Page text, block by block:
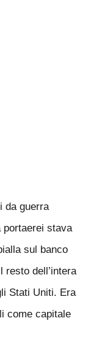
da guerra
portaerei stava
sul banco
resto dell’intera
Stati Uniti. Era
come capitale